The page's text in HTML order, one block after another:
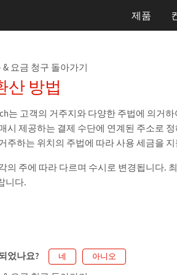
제품
요금 청구 돌아가기
산 방법
는 고객의 거주지와 다양한 주법에 의거
시 제공하는 결제 수단에 연계된 주소로
주하는 위치의 주법에 따라 사용 세금을
의 주에 따라 다르며 수시로 변경됩니다.
니다.
었나요? 네 아니오